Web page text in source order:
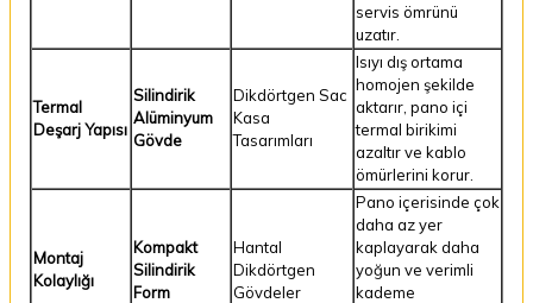
servis ömrünü
uzatır.
Termal
Deşarj Yapısı
Silindirik
Alüminyum
Gövde
Dikdörtgen Sac
Kasa
Tasarımları
Isıyı dış ortama
homojen şekilde
aktarır, pano içi
termal birikimi
azaltır ve kablo
ömürlerini korur.
Montaj
Kolaylığı
Kompakt
Silindirik
Form
Hantal
Dikdörtgen
Gövdeler
Pano içerisinde çok
daha az yer
kaplayarak daha
yoğun ve verimli
kademe